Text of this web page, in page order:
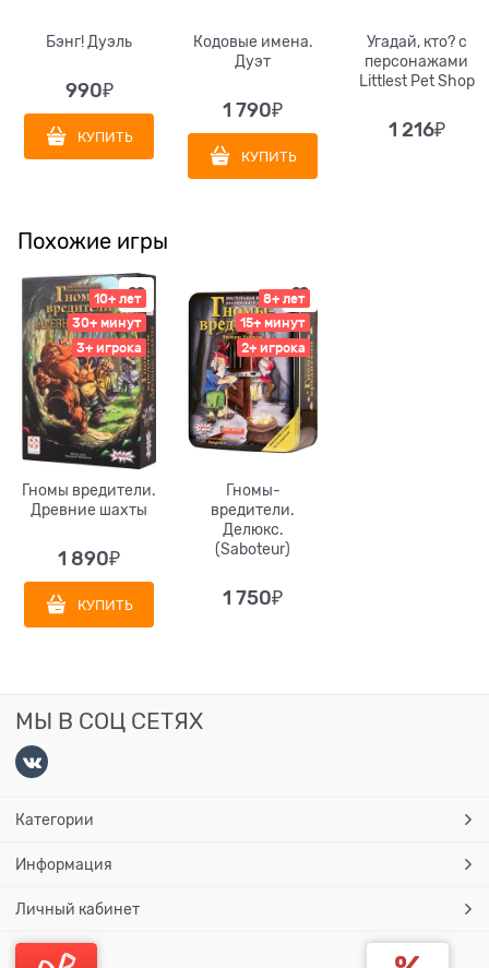
Бэнг! Дуэль
990₽
КУПИТЬ
Кодовые имена.
Дуэт
1 790₽
КУПИТЬ
Угадай, кто? с
персонажами
Littlest Pet Shop
1 216₽
Похожие игры
10+ лет
30+ минут
3+ игрока
Гномы вредители.
Древние шахты
1 890₽
КУПИТЬ
8+ лет
15+ минут
2+ игрока
Гномы-
вредители.
Делюкс.
(Saboteur)
1 750₽
МЫ В СОЦ СЕТЯХ
Категории
Информация
Личный кабинет